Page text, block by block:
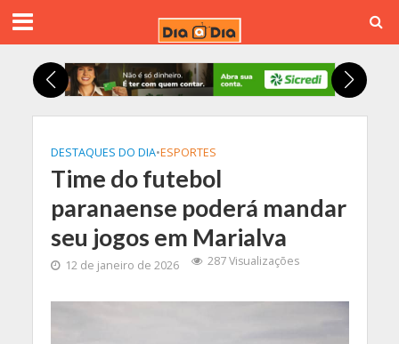
DESTAQUES DO DIA•ESPORTES
Time do futebol
paranaense poderá mandar
seu jogos em Marialva
12 de janeiro de 2026 287 Visualizações